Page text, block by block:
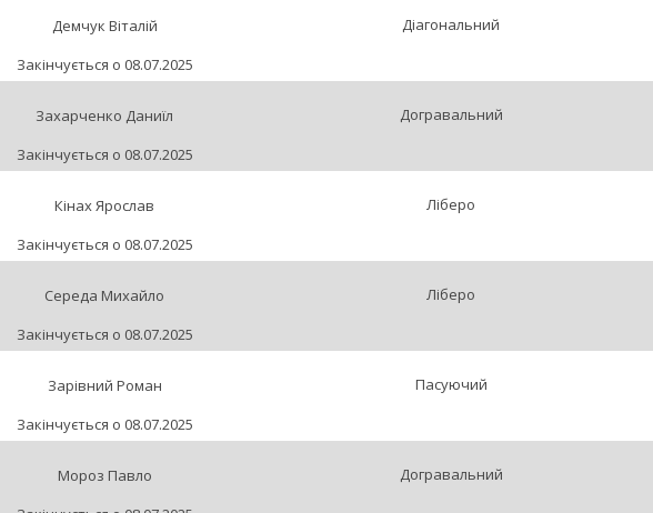
Демчук Віталій
Закінчується о 08.07.2025
Діагональний
Захарченко Даниїл
Закінчується о 08.07.2025
Догравальний
Кінах Ярослав
Закінчується о 08.07.2025
Ліберо
Середа Михайло
Закінчується о 08.07.2025
Ліберо
Зарівний Роман
Закінчується о 08.07.2025
Пасуючий
Мороз Павло
Догравальний